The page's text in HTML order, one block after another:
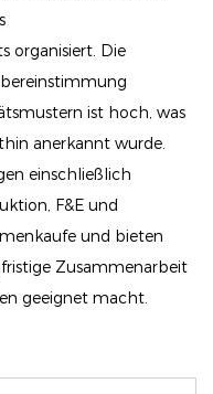
ganztägigen
sorgt
kräftige Farben
Dieser Lippenstift
oder besondere
Sie aus einer
zu Ihrer
organisiert. Die
ist hoch, was
anerkannt wurde.
einschließlich
F&E und
und bieten
Zusammenarbeit
geeignet macht.